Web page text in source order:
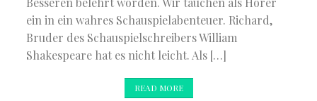
ein in ein wahres Schauspielabenteuer. Richard,
Bruder des Schauspielschreibers William
Shakespeare hat es nicht leicht. Als […]
READ MORE